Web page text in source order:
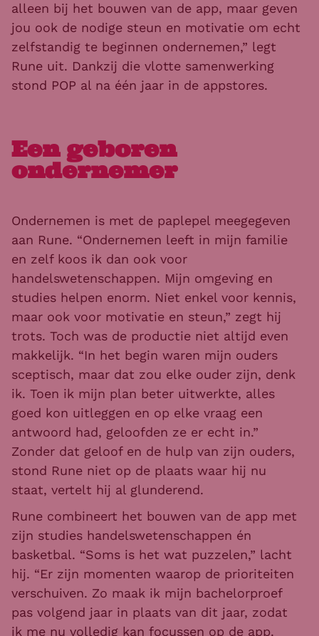
alleen bij het bouwen van de app, maar geven
jou ook de nodige steun en motivatie om echt
zelfstandig te beginnen ondernemen,” legt
Rune uit. Dankzij die vlotte samenwerking
stond POP al na één jaar in de appstores.
Een geboren
ondernemer
Ondernemen is met de paplepel meegegeven
aan Rune. “Ondernemen leeft in mijn familie
en zelf koos ik dan ook voor
handelswetenschappen. Mijn omgeving en
studies helpen enorm. Niet enkel voor kennis,
maar ook voor motivatie en steun,” zegt hij
trots. Toch was de productie niet altijd even
makkelijk. “In het begin waren mijn ouders
sceptisch, maar dat zou elke ouder zijn, denk
ik. Toen ik mijn plan beter uitwerkte, alles
goed kon uitleggen en op elke vraag een
antwoord had, geloofden ze er echt in.”
Zonder dat geloof en de hulp van zijn ouders,
stond Rune niet op de plaats waar hij nu
staat, vertelt hij al glunderend.
Rune combineert het bouwen van de app met
zijn studies handelswetenschappen én
basketbal. “Soms is het wat puzzelen,” lacht
hij. “Er zijn momenten waarop de prioriteiten
verschuiven. Zo maak ik mijn bachelorproef
pas volgend jaar in plaats van dit jaar, zodat
ik me nu volledig kan focussen op de app.